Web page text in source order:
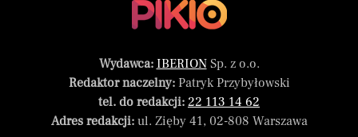
Wydawca: IBERIONSp. z o.o.
Redaktor naczelny:Patryk Przybyłowski
tel. do redakcji: 22 113 14 62
Adres redakcji:ul. Zięby 41, 02-808 Warszawa